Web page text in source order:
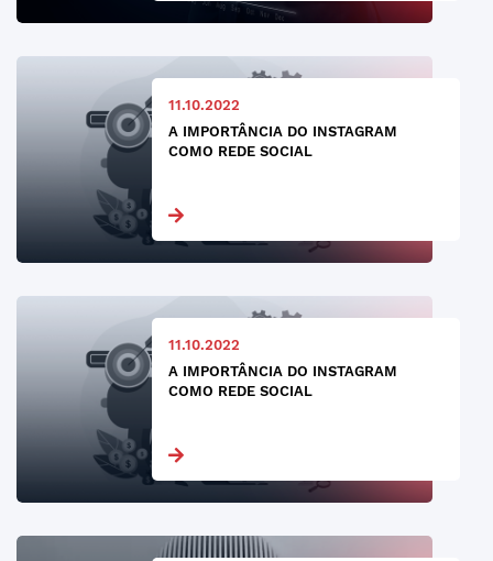
11.10.2022
A IMPORTÂNCIA DO INSTAGRAM
COMO REDE SOCIAL
11.10.2022
A IMPORTÂNCIA DO INSTAGRAM
COMO REDE SOCIAL